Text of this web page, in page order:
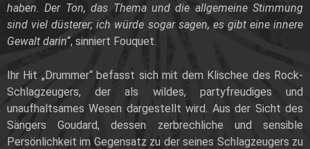
haben. Der Ton, das Thema und die allgemeine Stimmung
sind viel düsterer; ich würde sogar sagen, es gibt eine innere
Gewalt darin“, sinniert Fouquet.
Ihr Hit „Drummer“ befasst sich mit dem Klischee des Rock-
Schlagzeugers, der als wildes, partyfreudiges und
unaufhaltsames Wesen dargestellt wird. Aus der Sicht des
Sängers Goudard, dessen zerbrechliche und sensible
Persönlichkeit im Gegensatz zu der seines Schlagzeugers zu